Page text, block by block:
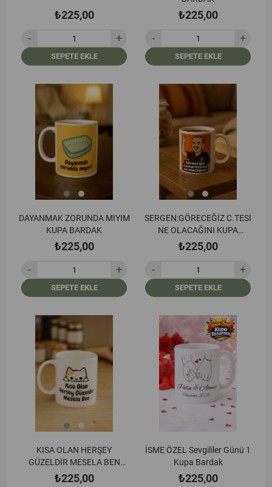
₺225,00
SEPETE EKLE
₺225,00
SEPETE EKLE
DAYANMAK ZORUNDA MIYIM
KUPA BARDAK
₺225,00
SEPETE EKLE
SERGEN:GÖRECEĞİZ C.TESİ
NE OLACAĞINI KUPA
BARDAK
₺225,00
SEPETE EKLE
KISA OLAN HERŞEY
GÜZELDİR MESELA BEN
KUPA BARDAK
₺225,00
İSME ÖZEL Sevgililer Günü 1
Kupa Bardak
₺225,00